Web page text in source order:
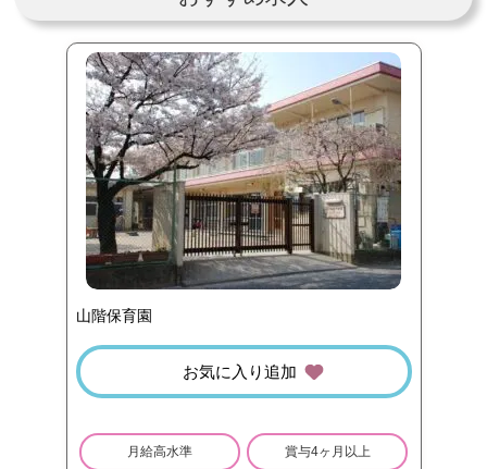
山階保育園
お気に入り追加
月給高水準 賞与4ヶ月以上